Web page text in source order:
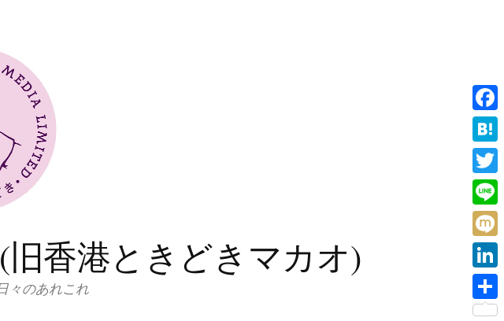
旧香港ときどきマカオ)
々のあれこれ
F
a
c
e
b
o
o
k
H
a
t
e
n
a
T
w
i
t
e
L
i
n
e
M
i
x
L
i
共